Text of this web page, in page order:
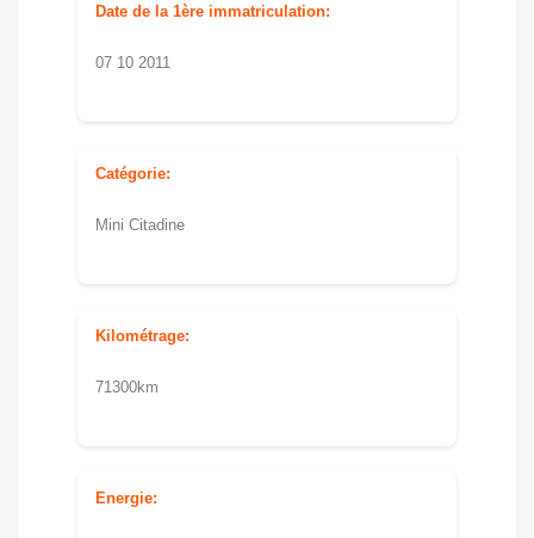
Date de la 1ère immatriculation:
07 10 2011
Catégorie:
Mini Citadine
Kilométrage:
71300km
Energie: